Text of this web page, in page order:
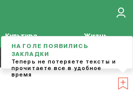
Культура Жизнь
Кино Футбол
НА ГОЛЕ ПОЯВИЛИСЬ
ЗАКЛАДКИ
Теперь не потеряете тексты и
прочитаете все в удобное
время